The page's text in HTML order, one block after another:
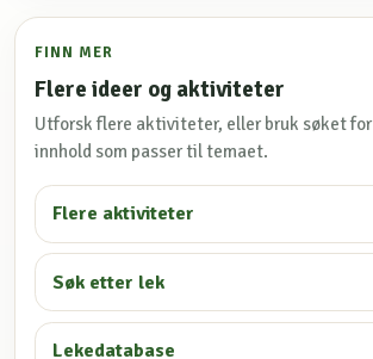
FINN MER
Flere ideer og aktiviteter
Utforsk flere aktiviteter, eller bruk søket
innhold som passer til temaet.
Flere aktiviteter
Søk etter lek
Lekedatabase